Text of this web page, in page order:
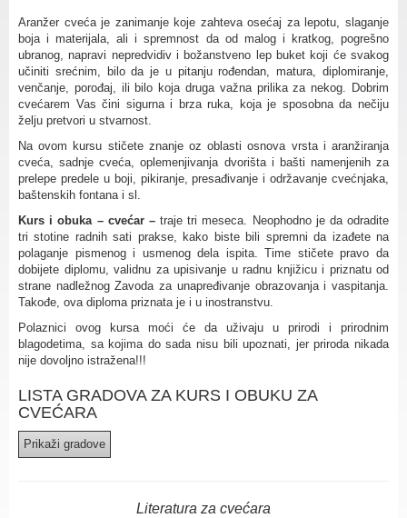
Aranžer cveća je zanimanje koje zahteva osećaj za lepotu, slaganje
boja i materijala, ali i spremnost da od malog i kratkog, pogrešno
ubranog, napravi nepredvidiv i božanstveno lep buket koji će svakog
učiniti srećnim, bilo da je u pitanju rođendan, matura, diplomiranje,
venčanje, porođaj, ili bilo koja druga važna prilika za nekog. Dobrim
cvećarem Vas čini sigurna i brza ruka, koja je sposobna da nečiju
želju pretvori u stvarnost.
Na ovom kursu stičete znanje oz oblasti osnova vrsta i aranžiranja
cveća, sadnje cveća, oplemenjivanja dvorišta i bašti namenjenih za
prelepe predele u boji, pikiranje, presađivanje i održavanje cvećnjaka,
baštenskih fontana i sl.
Kurs i obuka – cvećar –traje tri meseca. Neophodno je da odradite
tri stotine radnih sati prakse, kako biste bili spremni da izađete na
polaganje pismenog i usmenog dela ispita. Time stičete pravo da
dobijete diplomu, validnu za upisivanje u radnu knjižicu i priznatu od
strane nadležnog Zavoda za unapređivanje obrazovanja i vaspitanja.
Takođe, ova diploma priznata je i u inostranstvu.
Polaznici ovog kursa moći će da uživaju u prirodi i prirodnim
blagodetima, sa kojima do sada nisu bili upoznati, jer priroda nikada
nije dovoljno istražena!!!
LISTA GRADOVA ZA KURS I OBUKU ZA
CVEĆARA
Literatura za cvećara